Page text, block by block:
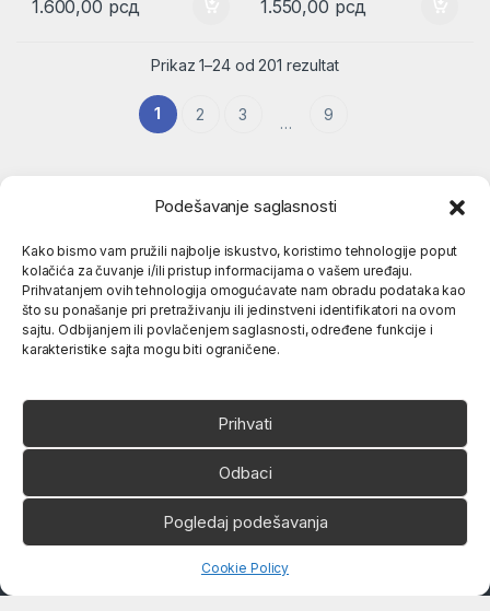
Podešavanje saglasnosti
Kako bismo vam pružili najbolje iskustvo, koristimo tehnologije poput
kolačića za čuvanje i/ili pristup informacijama o vašem uređaju.
Prihvatanjem ovih tehnologija omogućavate nam obradu podataka kao
što su ponašanje pri pretraživanju ili jedinstveni identifikatori na ovom
sajtu. Odbijanjem ili povlačenjem saglasnosti, određene funkcije i
karakteristike sajta mogu biti ograničene.
Prihvati
Odbaci
Pogledaj podešavanja
Cookie Policy
1.600,00 рсд 1.550,00 рсд
Prikaz 1–24 od 201 rezultat
1 2 3 … 9
Popularne kategorije
O nama
Ukoliko imate neko pitanje,
slobodno nas pozovite
066 80 81 263